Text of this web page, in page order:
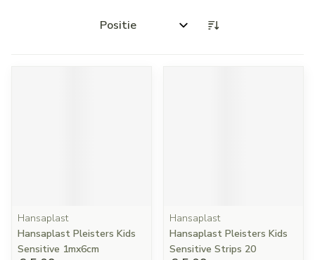
Sorteer op:
Hansaplast
Hansaplast Pleisters Kids
Sensitive 1mx6cm
Hansaplast
Hansaplast Pleisters Kids
Sensitive Strips 20